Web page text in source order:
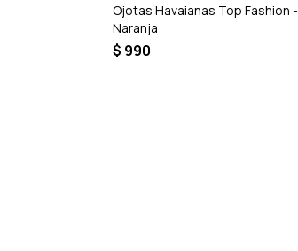
Ojotas Havaianas Top Fashion -
Naranja
$ 990